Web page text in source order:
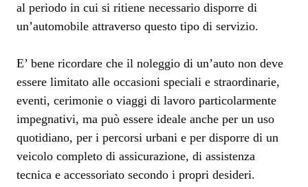
al periodo in cui si ritiene necessario disporre di
un’automobile attraverso questo tipo di servizio.
E’ bene ricordare che il noleggio di un’auto non deve
essere limitato alle occasioni speciali e straordinarie,
eventi, cerimonie o viaggi di lavoro particolarmente
impegnativi, ma può essere ideale anche per un uso
quotidiano, per i percorsi urbani e per disporre di un
veicolo completo di assicurazione, di assistenza
tecnica e accessoriato secondo i propri desideri.